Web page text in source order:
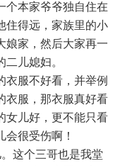
个本家爷爷独自住在
住得远，家族里的小
娘家，然后大家再一
儿媳妇。
衣服不好看，并举例
衣服，那衣服真好看
女儿好，更不能只看
很受伤啊！
这个三哥也是我堂